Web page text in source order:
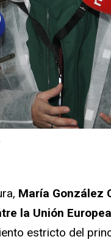
María González
la Unión
estricto del